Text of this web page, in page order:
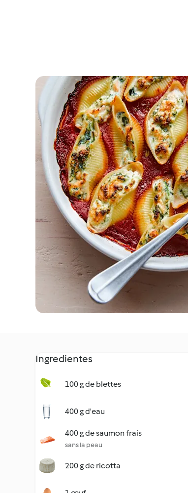
Ingredientes
100 g de blettes
400 g d'eau
400 g de saumon frais
sans la peau
200 g de ricotta